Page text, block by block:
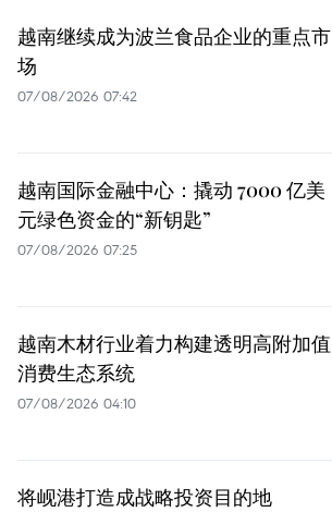
越南继续成为波兰食品企业的重点市
场
07/08/2026 07:42
越南国际金融中心：撬动 7000 亿美
元绿色资金的“新钥匙”
07/08/2026 07:25
越南木材行业着力构建透明高附加值
消费生态系统
07/08/2026 04:10
将岘港打造成战略投资目的地